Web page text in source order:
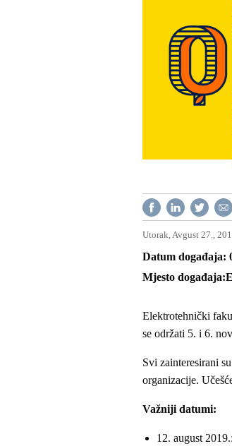
Utorak, Avgust 27.,
Datum događaja
Mjesto događaja
Elektrotehnički
se održati 5. i 6.
Svi zainteresirani
organizacije.
Važniji datumi:
12. august